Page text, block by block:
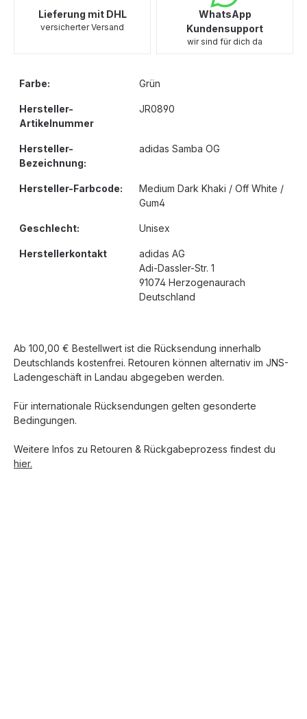
Lieferung mit DHL
versicherter Versand
WhatsApp
Kundensupport
wir sind für dich da
Farbe: Grün
Hersteller-
Artikelnummer
JR0890
Hersteller-
Bezeichnung:
adidas Samba OG
Hersteller-Farbcode:
Medium Dark Khaki / Off White /
Gum4
Geschlecht: Unisex
Herstellerkontakt
adidas AG
Adi-Dassler-Str. 1
91074 Herzogenaurach
Deutschland
Ab 100,00 € Bestellwert ist die Rücksendung innerhalb
Deutschlands kostenfrei. Retouren können alternativ im JNS-
Ladengeschäft in Landau abgegeben werden.
Für internationale Rücksendungen gelten gesonderte
Bedingungen.
Weitere Infos zu Retouren & Rückgabeprozess findest du
hier.